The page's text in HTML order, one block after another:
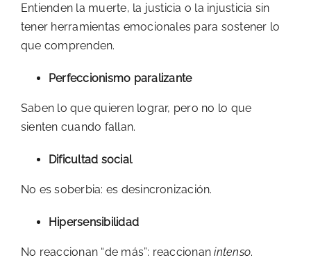
Entienden la muerte, la justicia o la injusticia sin
tener herramientas emocionales para sostener lo
que comprenden.
Perfeccionismo paralizante
Saben lo que quieren lograr, pero no lo que
sienten cuando fallan.
Dificultad social
No es soberbia: es desincronización.
Hipersensibilidad
No reaccionan “de más”: reaccionanintenso.